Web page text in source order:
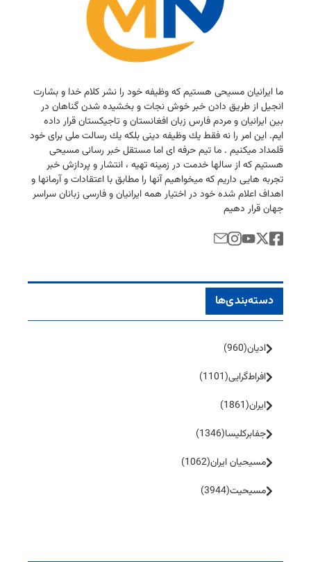
ما ایرانیان مسیحی هستیم كه وظیفه خود را نشر كلام خدا و بشارت
انجیل از طریق دادن خبر خوش نجات و بخشیده شدن گناهان در
بین ایرانیان و مردم فارس زبان افغانستان و تاجیكستان قرار داده
ایم. این امر را نه فقط یك وظیفه دینی بلكه یك رسالت ملی برای خود
قلمداد میكنیم . ما تیم حرفه ای اما مستقل خبر رسانی مسیحی
هستیم كه از سالها خدمت در زمینه تهیه ، انتشار و پردازش خبر
تجربه هایی داریم كه میخواهیم آنها را مطابق با اعتقادات و آرمانها و
اهداف اعلام شده خود در اختیار همه ایرانیان و فارسی زبانان سراسر
جهان قرار دهیم
دسته‌بندی‌ها
ادیان(960)
افراط‌گرایی(1101)
ایران(1861)
جفا‌بر‌کلیسا(1346)
مسیحیان ایران(1062)
مسیحیت(3944)